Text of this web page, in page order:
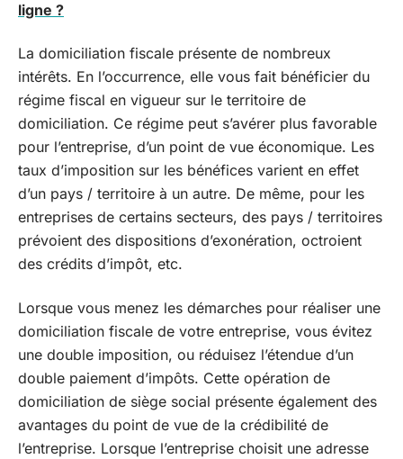
ligne ?
La domiciliation fiscale présente de nombreux
intérêts. En l’occurrence, elle vous fait bénéficier du
régime fiscal en vigueur sur le territoire de
domiciliation. Ce régime peut s’avérer plus favorable
pour l’entreprise, d’un point de vue économique. Les
taux d’imposition sur les bénéfices varient en effet
d’un pays / territoire à un autre. De même, pour les
entreprises de certains secteurs, des pays / territoires
prévoient des dispositions d’exonération, octroient
des crédits d’impôt, etc.
Lorsque vous menez les démarches pour réaliser une
domiciliation fiscale de votre entreprise, vous évitez
une double imposition, ou réduisez l’étendue d’un
double paiement d’impôts. Cette opération de
domiciliation de siège social présente également des
avantages du point de vue de la crédibilité de
l’entreprise. Lorsque l’entreprise choisit une adresse